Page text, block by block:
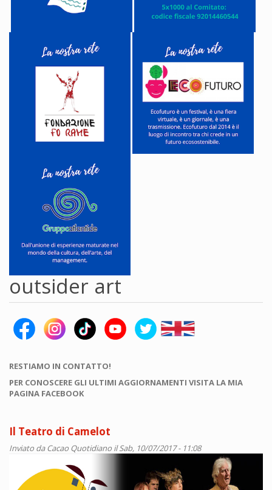
outsider art
RESTIAMO IN CONTATTO!
PER CONOSCERE GLI ULTIMI AGGIORNAMENTI VISITA LA MIA
PAGINA FACEBOOK
Il Teatro di Camelot
Inviato daCacao Quotidiano il Sab, 10/07/2017 - 11:08